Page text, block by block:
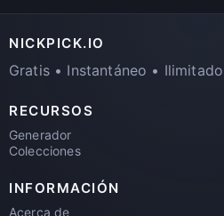
NICKPICK.IO
Gratis • Instantáneo • Ilimitado
RECURSOS
Generador
Colecciones
INFORMACIÓN
Acerca de